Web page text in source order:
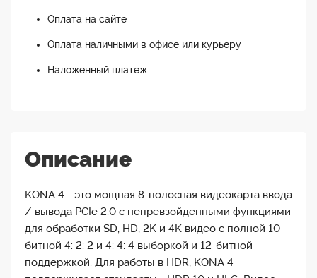
Оплата на сайте
Оплата наличными в офисе или курьеру
Наложенный платеж
Описание
KONA 4 - это мощная 8-полосная видеокарта ввода
/ вывода PCIe 2.0 с непревзойденными функциями
для обработки SD, HD, 2K и 4K видео с полной 10-
битной 4: 2: 2 и 4: 4: 4 выборкой и 12-битной
поддержкой. Для работы в HDR, KONA 4